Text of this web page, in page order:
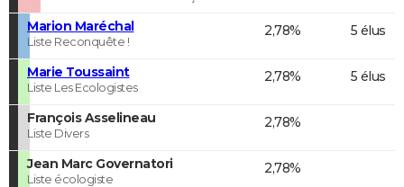
Marion Maréchal
Liste Reconquête !
2,78% 5 élus
Marie Toussaint
Liste Les Ecologistes
2,78% 5 élus
François Asselineau
Liste Divers
2,78%
Jean Marc Governatori
Liste écologiste
2,78%